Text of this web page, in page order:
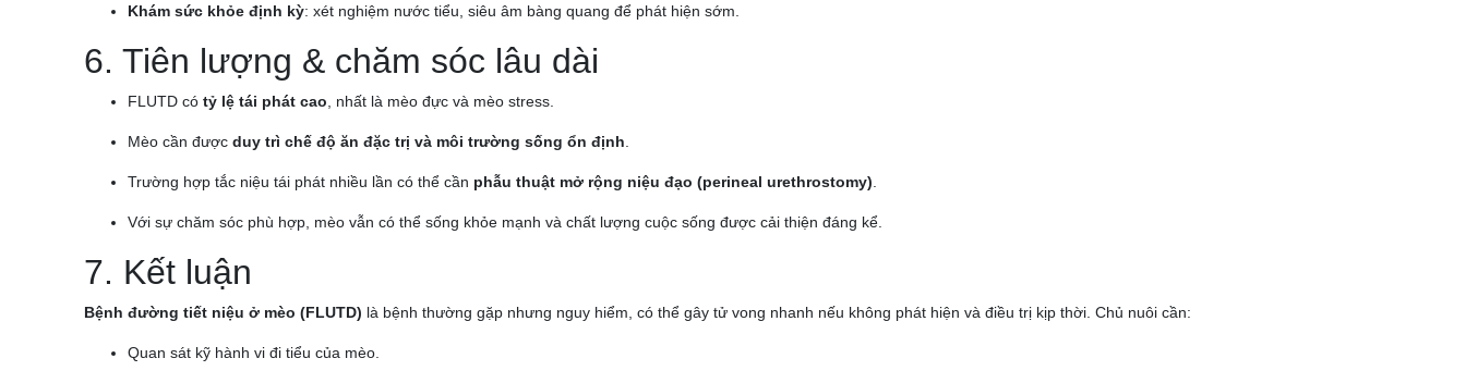
Khám sức khỏe định kỳ: xét nghiệm nước tiểu, siêu âm bàng quang để phát hiện sớm.
6. Tiên lượng & chăm sóc lâu dài
FLUTD có tỷ lệ tái phát cao , nhất là mèo đực và mèo stress.
Mèo cần được duy trì chế độ ăn đặc trị và môi trường sống ổn định
Trường hợp tắc niệu tái phát nhiều lần có thể cần phẫu thuật mở rộng niệu đạo (perineal urethrostomy)
Với sự chăm sóc phù hợp, mèo vẫn có thể sống khỏe mạnh và chất lượng cuộc sống được cải thiện đáng kể.
7. Kết luận
Bệnh đường tiết niệu ở mèo (FLUTD) là bệnh thường gặp nhưng nguy hiểm, có thể gây tử vong nhanh nếu không phát hiện và điều trị kịp thời. Chủ nuôi cần:
Quan sát kỹ hành vi đi tiểu của mèo.